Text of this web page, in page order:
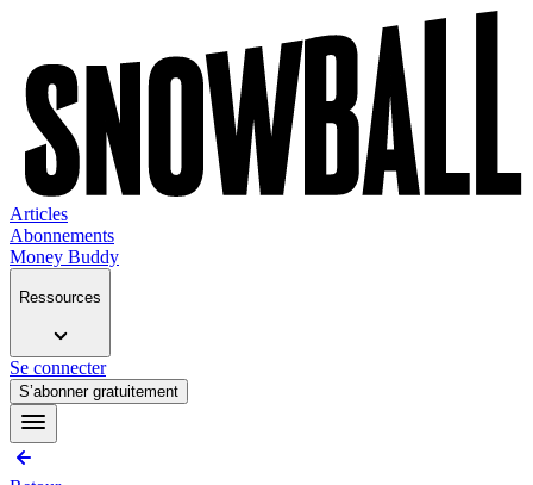
Articles
Abonnements
Money Buddy
Ressources
Se connecter
S’abonner gratuitement